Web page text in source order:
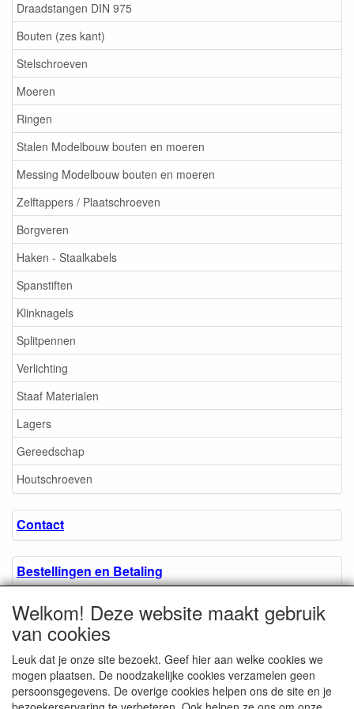
Draadstangen DIN 975
Bouten (zes kant)
Stelschroeven
Moeren
Ringen
Stalen Modelbouw bouten en moeren
Messing Modelbouw bouten en moeren
Zelftappers / Plaatschroeven
Borgveren
Haken - Staalkabels
Spanstiften
Klinknagels
Splitpennen
Verlichting
Staaf Materialen
Lagers
Gereedschap
Houtschroeven
Contact
Bestellingen en Betaling
Algemene voorwaarden
Over ons.
Welkom! Deze website maakt gebruik
van cookies
Leuk dat je onze site bezoekt. Geef hier aan welke cookies we
mogen plaatsen. De noodzakelijke cookies verzamelen geen
persoonsgegevens. De overige cookies helpen ons de site en je